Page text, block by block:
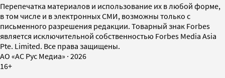
Перепечатка материалов и использование их в любой форме,
в том числе и в электронных СМИ, возможны только с
письменного разрешения редакции. Товарный знак Forbes
является исключительной собственностью Forbes Media Asia
Pte. Limited. Все права защищены.
AO «АС Рус Медиа» · 2026
16+